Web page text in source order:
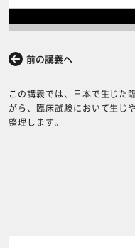
前の講義へ
この講義では、日本で生じた
がら、臨床試験において生じ
整理します。